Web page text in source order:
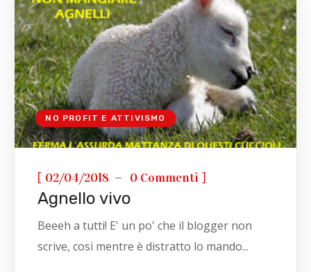
NO PROFIT E ATTIVISMO
[ 02/04/2018 0 Commenti ]
Agnello vivo
Beeeh a tutti! E' un po' che il blogger non
scrive, così mentre è distratto lo mando...